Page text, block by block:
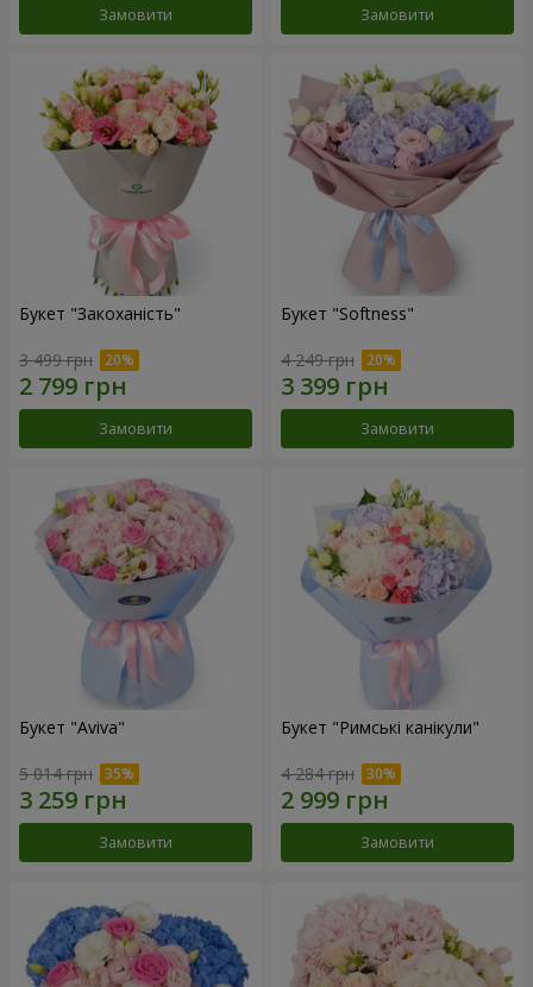
Замовити Замовити
Букет "Закоханість"
3 499 грн
Замовити
Букет "Softness"
4 249 грн
Замовити
Букет "Aviva"
5 014 грн
Замовити
Букет "Римські канікули"
4 284 грн
Замовити